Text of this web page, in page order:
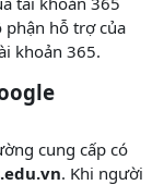
phận hỗ trợ của
khoản 365.
cung cấp có
. Khi người